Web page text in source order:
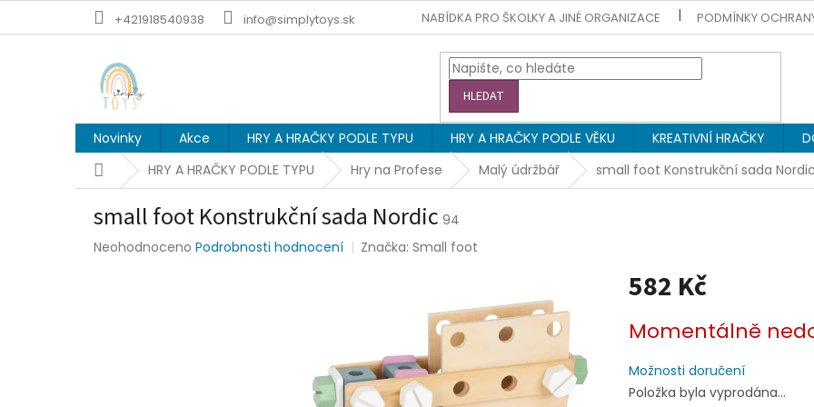
+421918540938 info@simplytoys.sk NABÍDKA PRO ŠKOLKY A JINÉ ORGANIZACE PODMÍNKY
HLEDAT
Novinky Akce HRY A HRAČKY PODLE TYPU HRY A HRAČKY PODLE VĚKU KREATIVNÍ HRAČKY
DomůHRY A HRAČKY PODLE TYPU Hry na Profese Malý údržbář small foot Konstrukční sada Nordic
small foot Konstrukční sada Nordic 94
Průměrné
Neohodnoceno Podrobnosti hodnocení Značka:Small foot
582 Kč
cena:
Momentálně
Možnosti doručení
Položka byla vyprodána…